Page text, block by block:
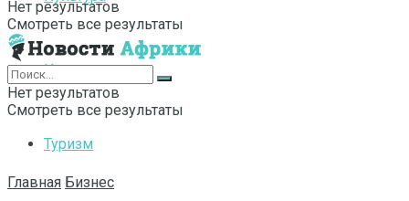
Интернет
Туризм
Нет результатов
Смотреть все результаты
Нет результатов
Смотреть все результаты
Главная Бизнес